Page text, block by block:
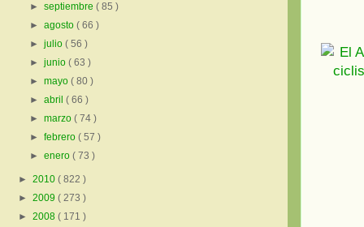
►septiembre( 85 )
►agosto( 66 )
►julio( 56 )
►junio( 63 )
►mayo( 80 )
►abril( 66 )
►marzo( 74 )
►febrero( 57 )
►enero( 73 )
► 2010 ( 822 )
► 2009 ( 273 )
► 2008 ( 171 )